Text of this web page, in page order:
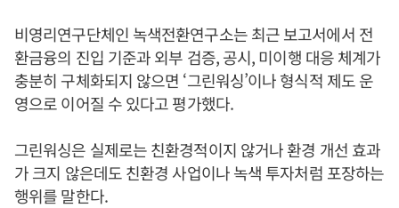
비영리연구단체인 녹색전환연구소는 최근 보고서에서 전
환금융의 진입 기준과 외부 검증, 공시, 미이행 대응 체계가
충분히 구체화되지 않으면 ‘그린워싱’이나 형식적 제도 운
영으로 이어질 수 있다고 평가했다.
그린워싱은 실제로는 친환경적이지 않거나 환경 개선 효과
가 크지 않은데도 친환경 사업이나 녹색 투자처럼 포장하는
행위를 말한다.